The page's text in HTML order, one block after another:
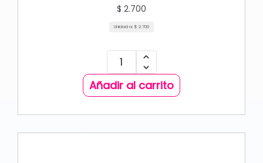
$ 2.700
Unidad a: $ 2.700
Añadir al carrito